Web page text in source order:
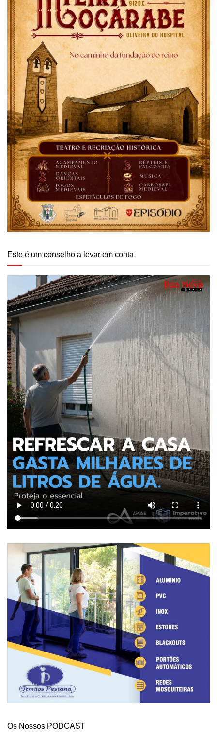
Este é um conselho a levar em conta
Os Nossos PODCAST